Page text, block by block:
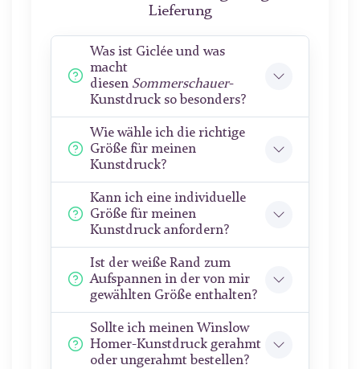
Lieferung
Was ist Giclée und was
macht
diesen Sommerschauer-
Kunstdruck so besonders?
Wie wähle ich die richtige
Größe für meinen
Kunstdruck?
Kann ich eine individuelle
Größe für meinen
Kunstdruck anfordern?
Ist der weiße Rand zum
Aufspannen in der von mir
gewählten Größe enthalten?
Sollte ich meinen Winslow
Homer-Kunstdruck gerahmt
oder ungerahmt bestellen?